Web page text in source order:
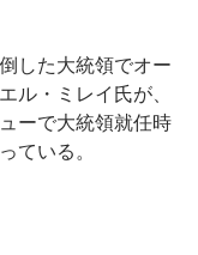
した大統領でオー
ル・ミレイ氏が、
ーで大統領就任時
ている。
を永遠に続けると